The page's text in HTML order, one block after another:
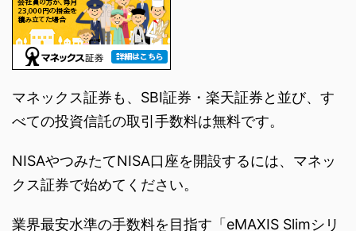
マネックス証券も、SBI証券・楽天証券と並び、す
べての投資信託の取引手数料は無料です。
NISAやつみたてNISA口座を開設するには、マネッ
クス証券で始めてください。
業界最安水準の手数料を目指す「eMAXIS Slimシリ